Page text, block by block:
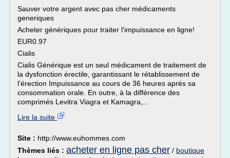
Sauver votre argent avec pas cher médicaments
generiques
Acheter génériques pour traiter l'impuissance en ligne!
EUR0.97
Cialis
Cialis Générique est un seul médicament de traitement de
la dysfonction érectile, garantissant le rétablissement de
l'érection Impuissance au cours de 36 heures après sa
consommation orale. En outre, à la différence des
comprimés Levitra Viagra et Kamagra,...
Lire la suite
Site : http://www.euhommes.com
Thèmes liés : acheter en ligne pas cher / boutique